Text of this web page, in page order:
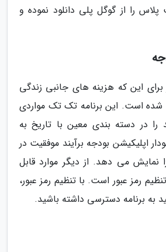
را از گوگل پلی دانلود نموده و
برای این که هزینه های جانبی زندگی
شده است. این برنامه تک تک مواردی
در دسته بندی معین با تاریخ به
اپلیکیشن بودجه برآیند موفقیت در
نمایش می دهد. از دیگر موارد قابل
رمز عبور است. با تنظیم رمز عبور،
به برنامه دسترسی داشته باشید.